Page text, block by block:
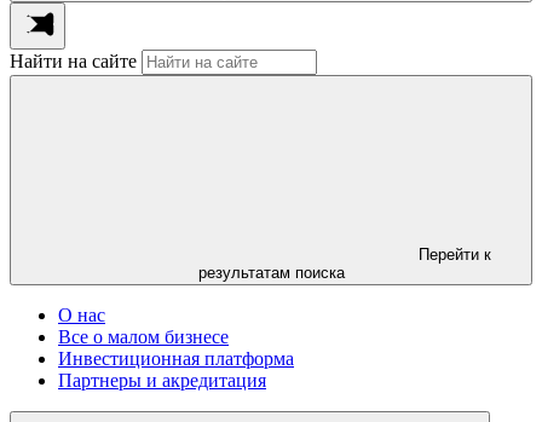
Найти на сайте
Перейти к
результатам поиска
О нас
Все о малом бизнесе
Инвестиционная платформа
Партнеры и акредитация